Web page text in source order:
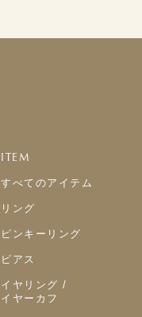
ITEM
すべてのアイテム
リング
ピンキーリング
ピアス
イヤリング /
イヤーカフ